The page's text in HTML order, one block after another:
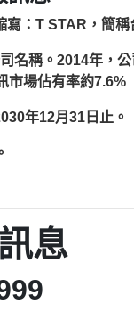
：T STAR，簡稱
名稱。2014年，
市場佔有率約7.6%
年12月31日止。
息